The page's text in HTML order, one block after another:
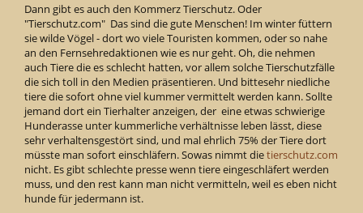
Dann gibt es auch den Kommerz Tierschutz. Oder
"Tierschutz.com" Das sind die gute Menschen! Im winter füttern
sie wilde Vögel - dort wo viele Touristen kommen, oder so nahe
an den Fernsehredaktionen wie es nur geht. Oh, die nehmen
auch Tiere die es schlecht hatten, vor allem solche Tierschutzfälle
die sich toll in den Medien präsentieren. Und bittesehr niedliche
tiere die sofort ohne viel kummer vermittelt werden kann. Sollte
jemand dort ein Tierhalter anzeigen, der eine etwas schwierige
Hunderasse unter kummerliche verhältnisse leben lässt, diese
sehr verhaltensgestört sind, und mal ehrlich 75% der Tiere dort
müsste man sofort einschläfern. Sowas nimmt dietierschutz.com
nicht. Es gibt schlechte presse wenn tiere eingeschläfert werden
muss, und den rest kann man nicht vermitteln, weil es eben nicht
hunde für jedermann ist.